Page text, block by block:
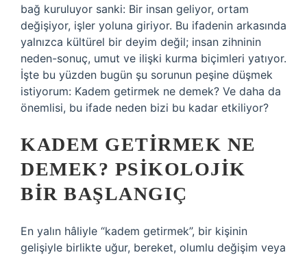
bağ kuruluyor sanki: Bir insan geliyor, ortam
değişiyor, işler yoluna giriyor. Bu ifadenin arkasında
yalnızca kültürel bir deyim değil; insan zihninin
neden-sonuç, umut ve ilişki kurma biçimleri yatıyor.
İşte bu yüzden bugün şu sorunun peşine düşmek
istiyorum: Kadem getirmek ne demek? Ve daha da
önemlisi, bu ifade neden bizi bu kadar etkiliyor?
KADEM GETIRMEK NE
DEMEK? PSIKOLOJIK
BIR BAŞLANGIÇ
En yalın hâliyle “kadem getirmek”, bir kişinin
gelişiyle birlikte uğur, bereket, olumlu değişim veya